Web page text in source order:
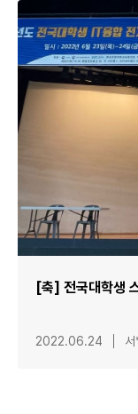
[축] 전국대학생
2022.06.24